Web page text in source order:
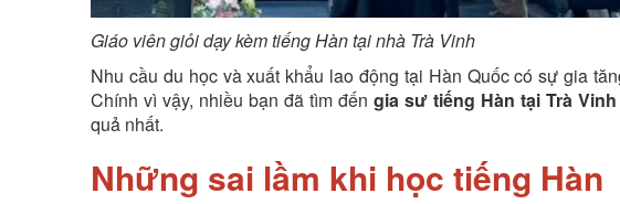
Giáo viên giỏi dạy kèm tiếng Hàn tại nhà Trà Vinh
Nhu cầu du học và xuất khẩu lao động tại Hàn Quốc có sự gia
Chính vì vậy, nhiều bạn đã tìm đến gia sư tiếng Hàn tại Trà Vinh
quả nhất.
Những sai lầm khi học tiếng Hàn